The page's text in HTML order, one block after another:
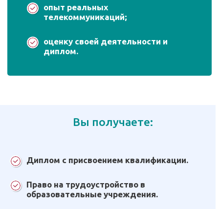
опыт реальных
телекоммуникаций;
оценку своей деятельности и
диплом.
Вы получаете:
Диплом с присвоением квалификации.
Право на трудоустройство в
образовательные учреждения.